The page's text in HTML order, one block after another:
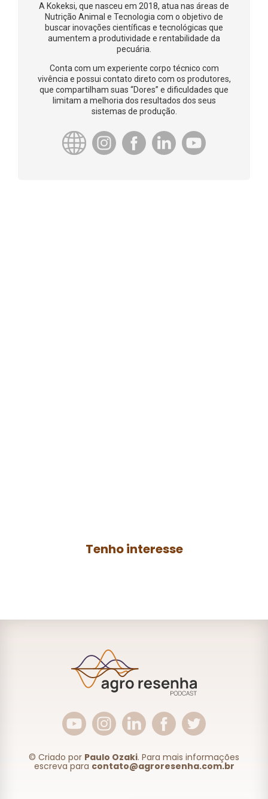
A Kokeksi, que nasceu em 2018, atua nas áreas de
Nutrição Animal e Tecnologia com o objetivo de
buscar inovações científicas e tecnológicas que
aumentem a produtividade e rentabilidade da
pecuária.
Conta com um experiente corpo técnico com
vivência e possui contato direto com os produtores,
que compartilham suas “Dores” e dificuldades que
limitam a melhoria dos resultados dos seus
sistemas de produção.
Tenho interesse
© Criado por Paulo Ozaki. Para mais informações
escreva para contato@agroresenha.com.br